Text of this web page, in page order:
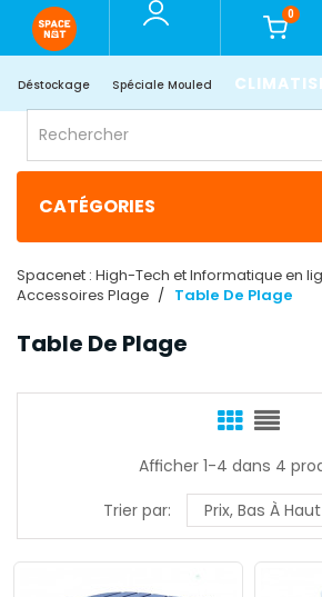
0
Déstockage Spéciale Mouled
CATÉGORIES
Spacenet : High-Tech et Informatique en
Accessoires Plage
Table De Plage
Table De Plage
Afficher 1-4 dans 4
Trier par:
Prix, Bas À Haut